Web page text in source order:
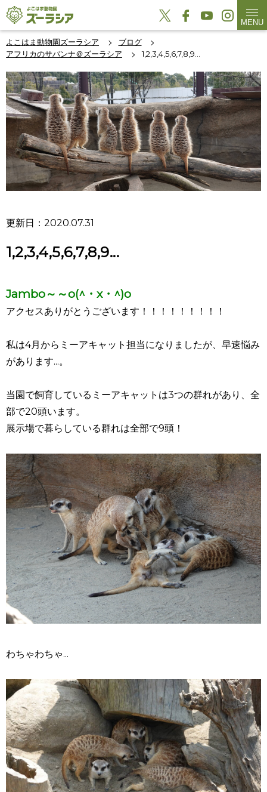
MENU
よこはま動物園ズーラシア
ブログ
アフリカのサバンナ＠ズーラシア
1,2,3,4,5,6,7,8,9...
更新日：2020.07.31
1,2,3,4,5,6,7,8,9...
Jambo～～o(^・x・^)o
アクセスありがとうございます！！！！！！！！！
私は4月からミーアキャット担当になりましたが、早速悩み
があります...。
当園で飼育しているミーアキャットは3つの群れがあり、全
部で20頭います。
展示場で暮らしている群れは全部で9頭！
わちゃわちゃ...